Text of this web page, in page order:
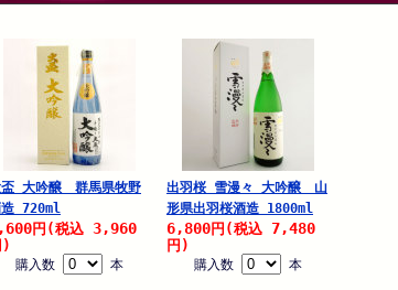
盃 大吟醸 群馬県牧野
造 720ml
円 (税込 3,960
)
購入数 本
出羽桜 雪漫々 大吟醸 山
形県出羽桜酒造 1800ml
6,800円 (税込 7,480
円)
購入数 本